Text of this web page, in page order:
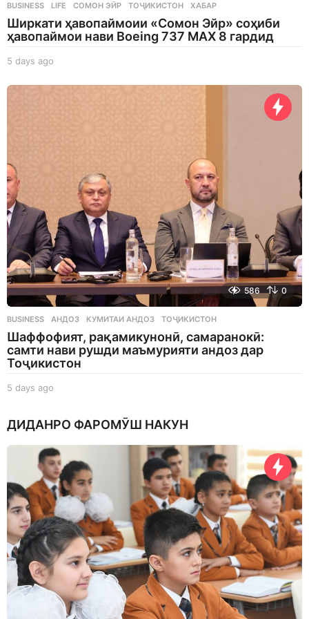
BUSINESS ,LIFE СОМОН ЭЙР ,ТОҶИКИСТОН ,ХАБАР
Ширкати ҳавопаймоии «Сомон Эйр» соҳиби
ҳавопаймои нави Boeing 737 MAX 8 гардид
5 days ago
a
586 0
BUSINESS АНДОЗ ,КУМИТАИ АНДОЗ ,ТОҶИКИСТОН
Шаффофият, рақамикунонӣ, самаранокӣ:
самти нави рушди маъмурияти андоз дар
Тоҷикистон
5 days ago
y
a
g
o
ДИДАНРО ФАРОМӮШ НАКУН